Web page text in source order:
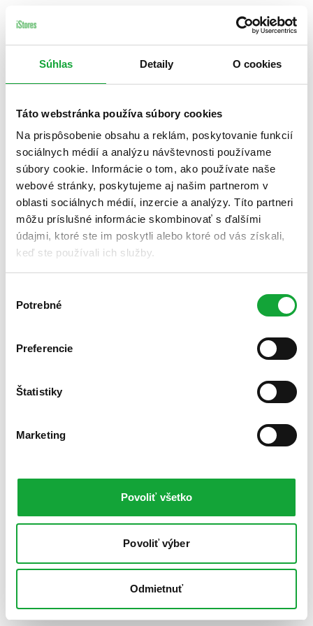
Súhlas Detaily O cookies
Táto webstránka používa súbory cookies
Na prispôsobenie obsahu a reklám, poskytovanie funkcií
sociálnych médií a analýzu návštevnosti používame
súbory cookie. Informácie o tom, ako používate naše
webové stránky, poskytujeme aj našim partnerom v
oblasti sociálnych médií, inzercie a analýzy. Títo partneri
môžu príslušné informácie skombinovať s ďalšími
údajmi, ktoré ste im poskytli alebo ktoré od vás získali,
keď ste používali ich služby.
súhlasu
Potrebné
Preferencie
Štatistiky
Marketing
Povoliť všetko
Povoliť výber
Odmietnuť